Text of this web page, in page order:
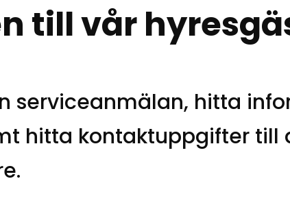
till vår
serviceanmälan, hitta
hitta kontaktuppgifter till